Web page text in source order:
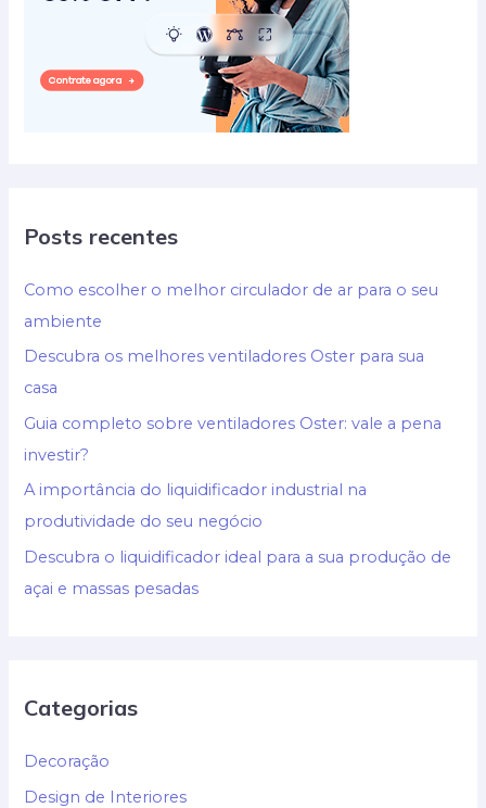
Posts recentes
Como escolher o melhor circulador de ar para o seu
ambiente
Descubra os melhores ventiladores Oster para sua
casa
Guia completo sobre ventiladores Oster: vale a pena
investir?
A importância do liquidificador industrial na
produtividade do seu negócio
Descubra o liquidificador ideal para a sua produção de
açai e massas pesadas
Categorias
Decoração
Design de Interiores